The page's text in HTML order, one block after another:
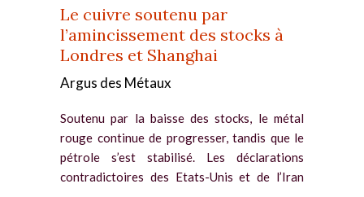
Le cuivre soutenu par
l’amincissement des stocks à
Londres et Shanghai
Argus des Métaux
Soutenu par la baisse des stocks, le métal
rouge continue de progresser, tandis que le
pétrole s’est stabilisé. Les déclarations
contradictoires des Etats-Unis et de l’Iran